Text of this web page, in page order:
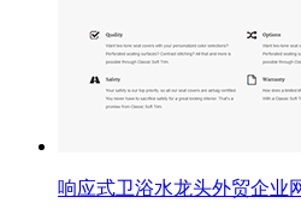
响应式卫浴水龙头外贸企业